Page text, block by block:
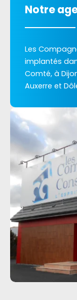
Notre
Les
implantés
Comté, à
Auxerre et